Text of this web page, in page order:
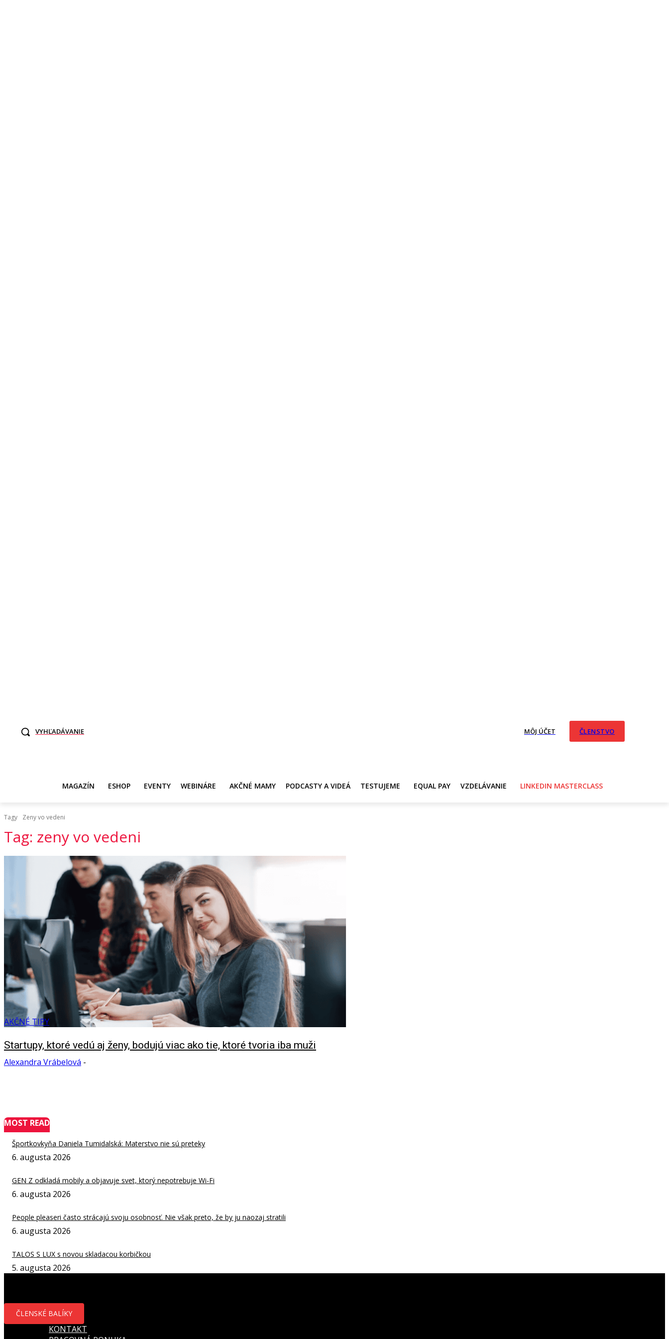
VYHĽADÁVANIE MÔJ ÚČET ČLENSTVO
MAGAZÍN ESHOP EVENTY WEBINÁRE AKČNÉ MAMY PODCASTY A VIDEÁ TESTUJEME EQUAL PAY VZDELÁVANIE LINKEDIN MASTERCLASS
Tagy Zeny vo vedeni
Tag: zeny vo vedeni
AKČNÉ TIPY
Startupy, ktoré vedú aj ženy, bodujú viac ako tie, ktoré tvoria iba muži
Alexandra Vrábelová -
MOST READ
Športkovkyňa Daniela Tumidalská: Materstvo nie sú preteky
6. augusta 2026
GEN Z odkladá mobily a objavuje svet, ktorý nepotrebuje Wi-Fi
6. augusta 2026
People pleaseri často strácajú svoju osobnosť. Nie však preto, že by ju naozaj stratili
6. augusta 2026
TALOS S LUX s novou skladacou korbičkou
5. augusta 2026
ČLENSKÉ BALÍKY
KONTAKT